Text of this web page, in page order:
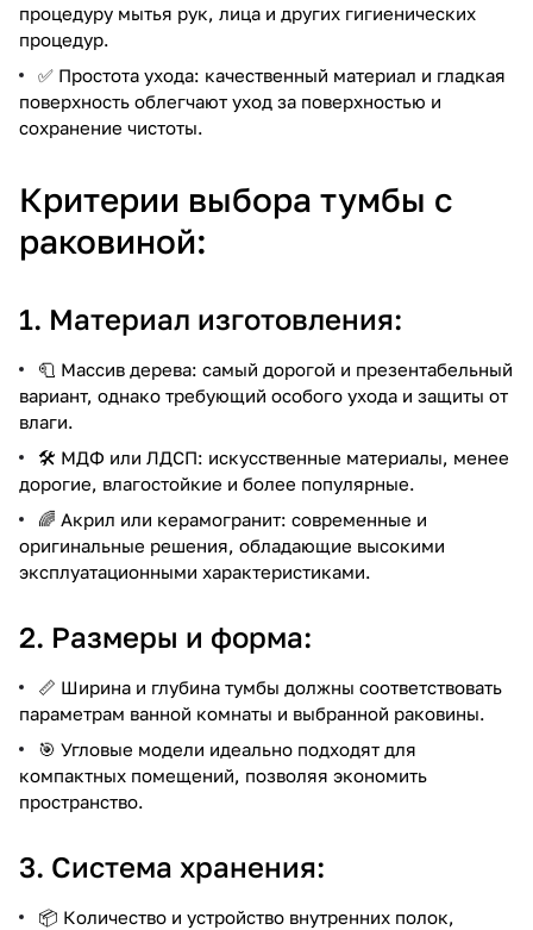
процедуру мытья рук, лица и других гигиенических
процедур.
✅ Простота ухода: качественный материал и гладкая
поверхность облегчают уход за поверхностью и
сохранение чистоты.
Критерии выбора тумбы с
раковиной:
1. Материал изготовления:
🧻 Массив дерева: самый дорогой и презентабельный
вариант, однако требующий особого ухода и защиты от
влаги.
🛠️ МДФ или ЛДСП: искусственные материалы, менее
дорогие, влагостойкие и более популярные.
🌈 Акрил или керамогранит: современные и
оригинальные решения, обладающие высокими
эксплуатационными характеристиками.
2. Размеры и форма:
📏 Ширина и глубина тумбы должны соответствовать
параметрам ванной комнаты и выбранной раковины.
🎯 Угловые модели идеально подходят для
компактных помещений, позволяя экономить
пространство.
3. Система хранения:
📦 Количество и устройство внутренних полок,